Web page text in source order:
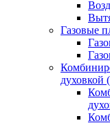
Газовые
духовкой